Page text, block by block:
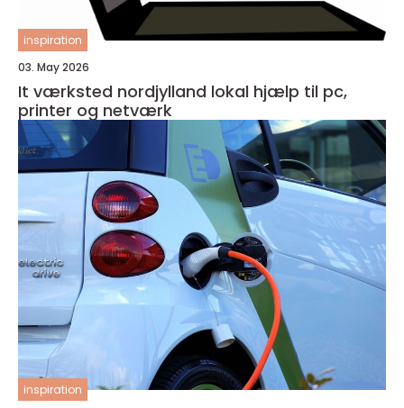
inspiration
03. May 2026
It værksted nordjylland lokal hjælp til pc,
printer og netværk
inspiration